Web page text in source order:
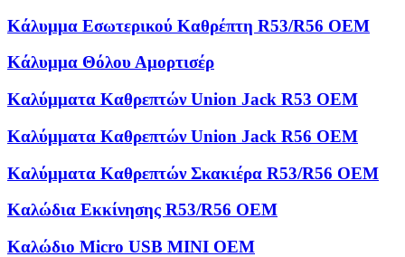
Κάλυμμα Εσωτερικού Καθρέπτη R53/R56 OEM
Κάλυμμα Θόλου Αμορτισέρ
Καλύμματα Kαθρεπτών Union Jack R53 OEM
Καλύμματα Καθρεπτών Union Jack R56 OEM
Καλύμματα Καθρεπτών Σκακιέρα R53/R56 OEM
Καλώδια Εκκίνησης R53/R56 OEM
Καλώδιο Micro USB MINI OEM